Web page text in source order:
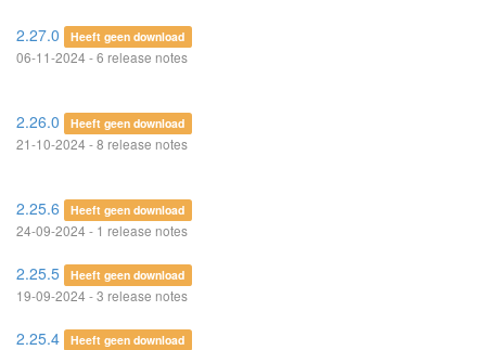
2.27.0 Heeft geen download
06-11-2024 - 6 release notes
2.26.0 Heeft geen download
21-10-2024 - 8 release notes
2.25.6 Heeft geen download
24-09-2024 - 1 release notes
2.25.5 Heeft geen download
19-09-2024 - 3 release notes
2.25.4 Heeft geen download